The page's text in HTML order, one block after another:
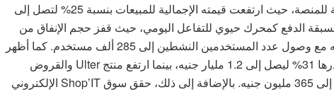
والدفع لاحقاً (BNPL) يمثل الركيزة الأساسية للمنصة، حيث ارتفعت قيمته الإجمالية للمبيعات بنسبة 25% لتصل إلى
مسبقة الدفع كمحرك حيوي للتفاعل اليومي، حيث قفز حجم الإنفاق من
خلالها بنسبة 77% ليصل إلى 1.66 مليار جنيه مع وصول عدد المستخدمين النشطين إلى 285 ألف مستخدم. كما أظهر
منتج Shift لتمويل السيارات مرونة بزيادة قدرها 31% ليصل إلى 1.2 مليار جنيه، بينما ارتفع منتج Ulter والقروض
المخصصة للسلع الفاخرة بنسبة 23% ليصل إلى 365 مليون جنيه. بالإضافة إلى ذلك، حقق سوق Shop’IT الإلكتروني